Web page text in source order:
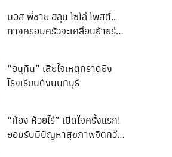
มอส พี่ชาย ฮลุน โซโล่ โพสต์..
ทางครอบครัวจะเคลื่อนย้ายร่าง
“อนุทิน” เสียใจเหตุกราดยิง
โรงเรียนดังนนทบุรี
“ก้อง ห้วยไร่” เปิดใจครั้งแรก!
ยอมรับมีปัญหาสุขภาพจิตกว่า